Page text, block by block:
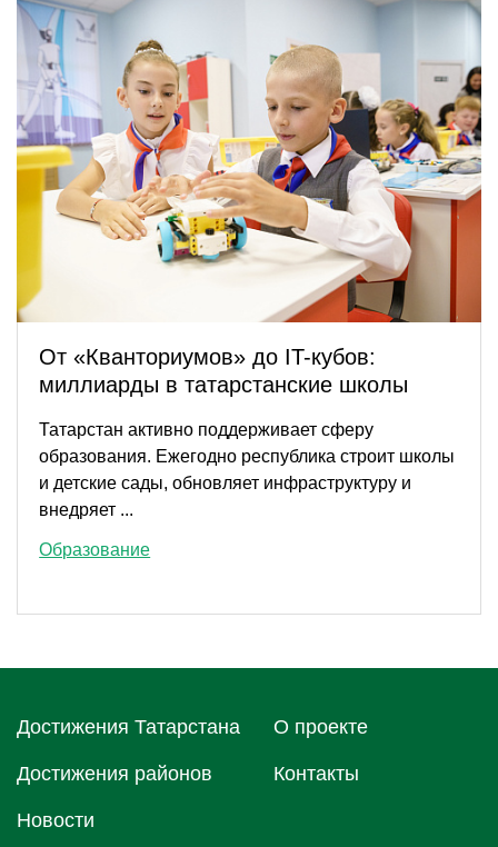
От «Кванториумов» до IT-кубов:
миллиарды в татарстанские школы
Татарстан активно поддерживает сферу
образования. Ежегодно республика строит школы
и детские сады, обновляет инфраструктуру и
внедряет ...
Образование
Достижения Татарстана
Достижения районов
Новости
О проектe
Контакты